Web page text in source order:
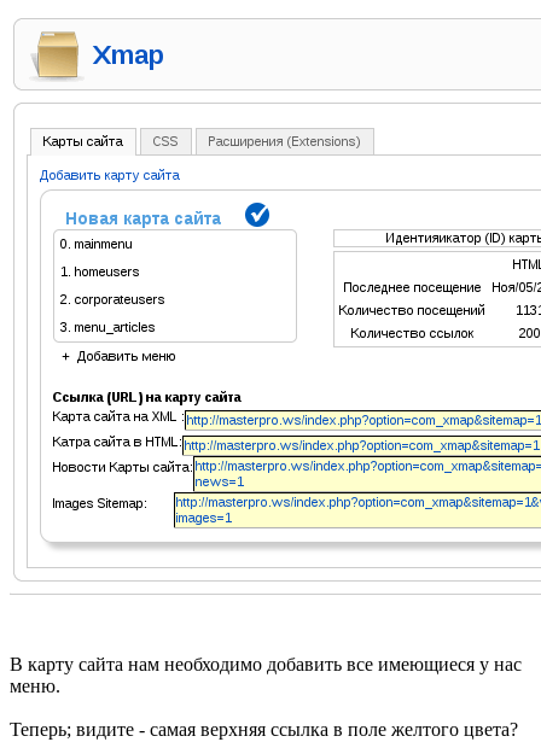
В карту сайта нам необходимо добавить все имеющиеся у нас
меню.
Теперь; видите - самая верхняя ссылка в поле желтого цвета?